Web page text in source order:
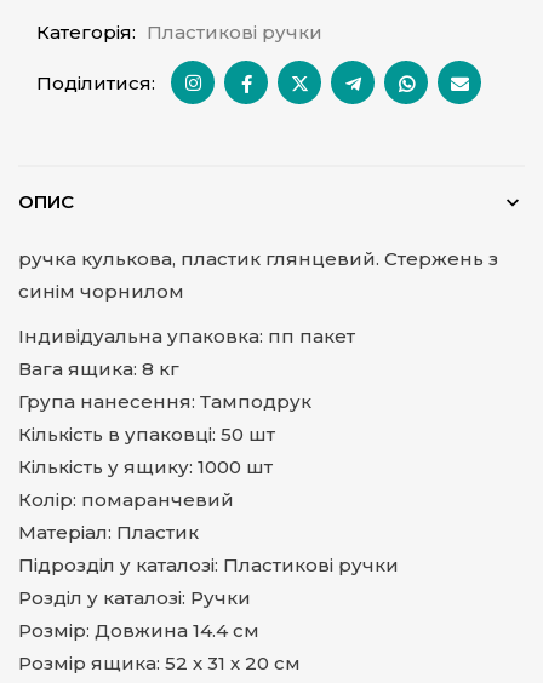
Категорія: Пластикові ручки
Поділитися:
ОПИС
ручка кулькова, пластик глянцевий. Стержень з
синім чорнилом
Індивідуальна упаковка: пп пакет
Вага ящика: 8 кг
Група нанесення: Тамподрук
Кількість в упаковці: 50 шт
Кількість у ящику: 1000 шт
Колір: помаранчевий
Матеріал: Пластик
Підрозділ у каталозі: Пластикові ручки
Розділ у каталозі: Ручки
Розмір: Довжина 14.4 см
Розмір ящика: 52 х 31 х 20 см